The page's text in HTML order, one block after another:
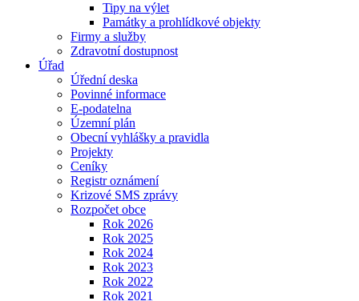
Tipy na výlet
Památky a prohlídkové objekty
Firmy a služby
Zdravotní dostupnost
Úřad
Úřední deska
Povinné informace
E-podatelna
Územní plán
Obecní vyhlášky a pravidla
Projekty
Ceníky
Registr oznámení
Krizové SMS zprávy
Rozpočet obce
Rok 2026
Rok 2025
Rok 2024
Rok 2023
Rok 2022
Rok 2021